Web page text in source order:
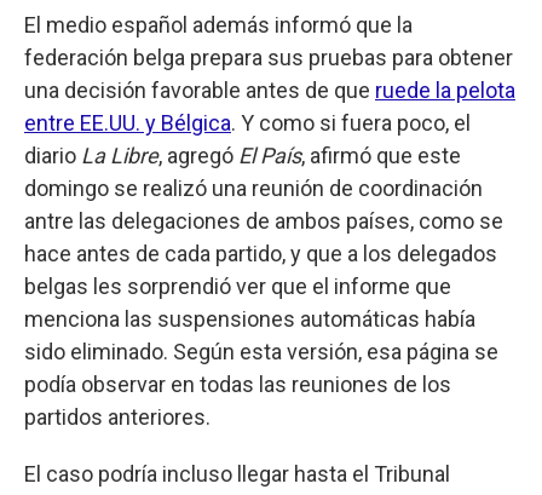
El medio español además informó que la
federación belga prepara sus pruebas para obtener
una decisión favorable antes de que ruede la pelota
entre EE.UU. y Bélgica. Y como si fuera poco, el
diario La Libre, agregó El País, afirmó que este
domingo se realizó una reunión de coordinación
antre las delegaciones de ambos países, como se
hace antes de cada partido, y que a los delegados
belgas les sorprendió ver que el informe que
menciona las suspensiones automáticas había
sido eliminado. Según esta versión, esa página se
podía observar en todas las reuniones de los
partidos anteriores.
El caso podría incluso llegar hasta el Tribunal